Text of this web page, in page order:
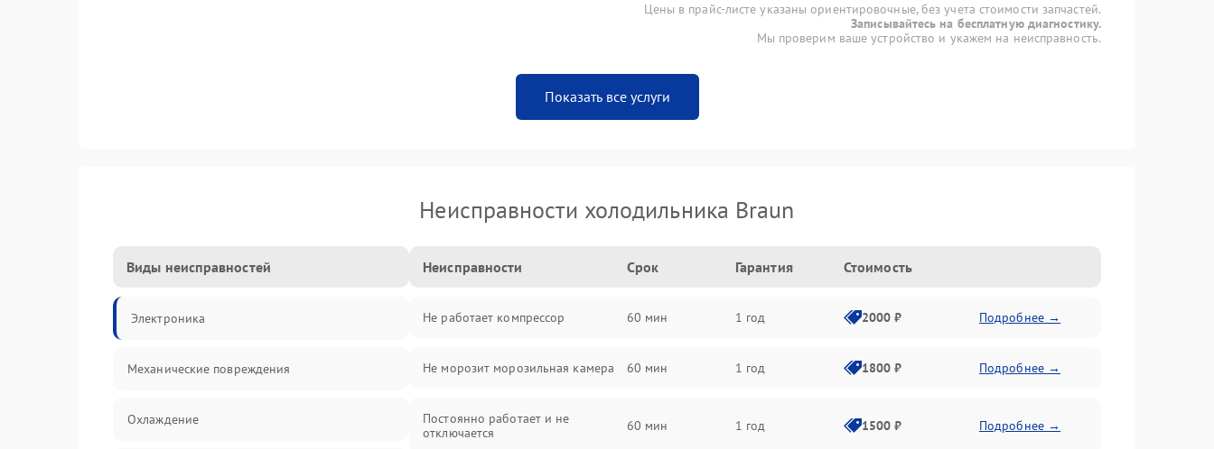
Цены в прайс-листе указаны ориентировочные, без учета стоимости запчастей.
Записывайтесь на бесплатную диагностику.
Мы проверим ваше устройство и укажем на неисправность.
Показать все услуги
Неисправности холодильника Braun
Виды неисправностей
Электроника
Механические повреждения
Охлаждение
Неисправности Срок Гарантия Стоимость
Не работает компрессор 60 мин 1 год 2000 ₽ Подробнее →
Не морозит морозильная камера 60 мин 1 год 1800 ₽ Подробнее →
Постоянно работает и не
отключается
60 мин 1 год 1500 ₽ Подробнее →